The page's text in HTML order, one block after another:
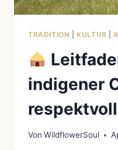
TRADITION |KULTUR
indigener
Von WildflowerSoul